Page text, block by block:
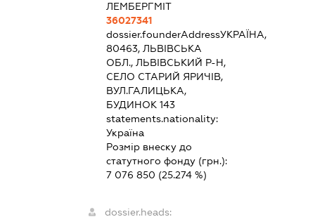
ЛЕМБЕРГМІТ
36027341
dossier.founderAddressУКРАЇНА,
80463, ЛЬВІВСЬКА
ОБЛ., ЛЬВІВСЬКИЙ Р-Н,
СЕЛО СТАРИЙ ЯРИЧІВ,
ВУЛ.ГАЛИЦЬКА,
БУДИНОК 143
statements.nationality:
Україна
Розмір внеску до
статутного фонду (грн.):
7 076 850 (25.274 %)
dossier.heads: